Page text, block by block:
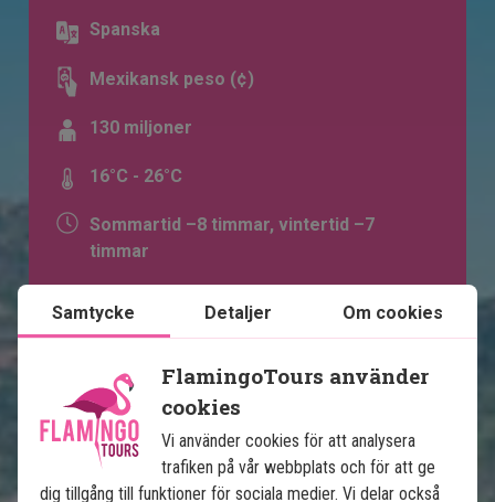
Spanska
Mexikansk peso (¢)
130 miljoner
16°C - 26°C
Sommartid –8 timmar, vintertid –7
timmar
Samtycke Detaljer Om cookies
FlamingoTours använder
cookies
Vi använder cookies för att analysera
trafiken på vår webbplats och för att ge
dig tillgång till funktioner för sociala medier. Vi delar också